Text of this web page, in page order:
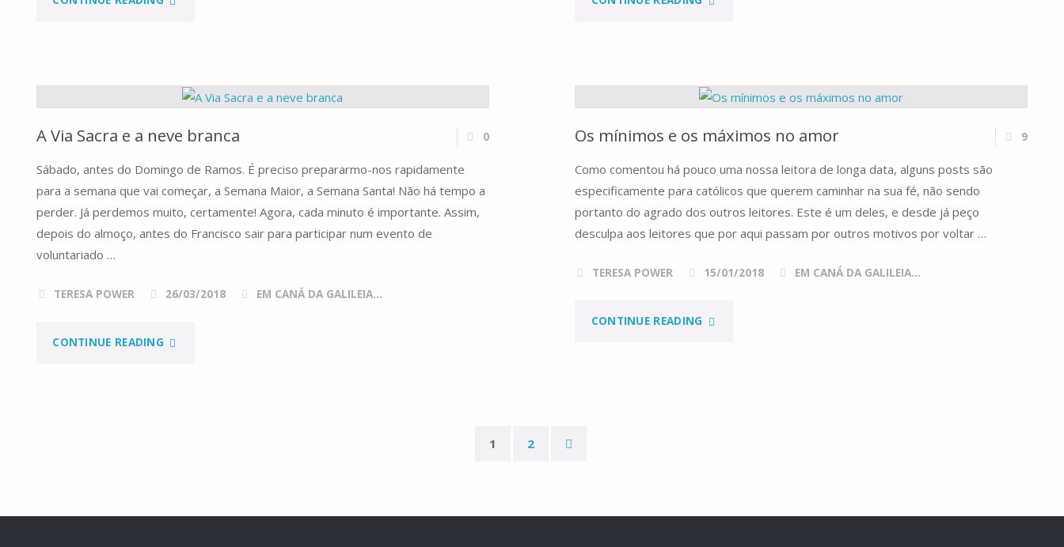
QUARESMA,
ANO
C"
UM
ANJO"
A Via Sacra e a neve branca 0
Sábado, antes do Domingo de Ramos. É preciso prepararmo-nos rapidamente
para a semana que vai começar, a Semana Maior, a Semana Santa! Não há tempo a
perder. Já perdemos muito, certamente! Agora, cada minuto é importante. Assim,
depois do almoço, antes do Francisco sair para participar num evento de
voluntariado …
TERESA POWER 26/03/2018 EM CANÁ DA GALILEIA...
CONTINUE READING "A
NEVE
Os mínimos e os máximos no amor 9
Como comentou há pouco uma nossa leitora de longa data, alguns posts são
especificamente para católicos que querem caminhar na sua fé, não sendo
portanto do agrado dos outros leitores. Este é um deles, e desde já peço
desculpa aos leitores que por aqui passam por outros motivos por voltar …
TERESA POWER 15/01/2018 EM CANÁ DA GALILEIA...
CONTINUE READING "OS
dos
1 2